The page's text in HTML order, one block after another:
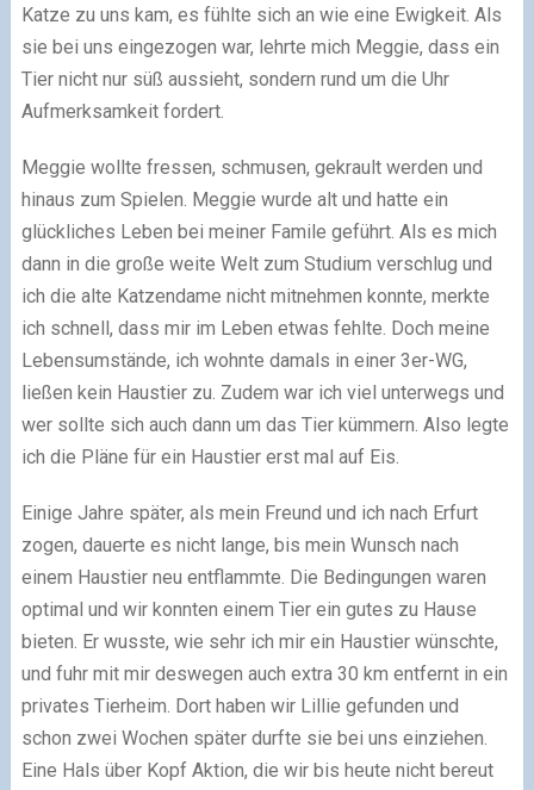
Katze zu uns kam, es fühlte sich an wie eine Ewigkeit. Als
sie bei uns eingezogen war, lehrte mich Meggie, dass ein
Tier nicht nur süß aussieht, sondern rund um die Uhr
Aufmerksamkeit fordert.
Meggie wollte fressen, schmusen, gekrault werden und
hinaus zum Spielen. Meggie wurde alt und hatte ein
glückliches Leben bei meiner Famile geführt. Als es mich
dann in die große weite Welt zum Studium verschlug und
ich die alte Katzendame nicht mitnehmen konnte, merkte
ich schnell, dass mir im Leben etwas fehlte. Doch meine
Lebensumstände, ich wohnte damals in einer 3er-WG,
ließen kein Haustier zu. Zudem war ich viel unterwegs und
wer sollte sich auch dann um das Tier kümmern. Also legte
ich die Pläne für ein Haustier erst mal auf Eis.
Einige Jahre später, als mein Freund und ich nach Erfurt
zogen, dauerte es nicht lange, bis mein Wunsch nach
einem Haustier neu entflammte. Die Bedingungen waren
optimal und wir konnten einem Tier ein gutes zu Hause
bieten. Er wusste, wie sehr ich mir ein Haustier wünschte,
und fuhr mit mir deswegen auch extra 30 km entfernt in ein
privates Tierheim. Dort haben wir Lillie gefunden und
schon zwei Wochen später durfte sie bei uns einziehen.
Eine Hals über Kopf Aktion, die wir bis heute nicht bereut